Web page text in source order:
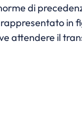
di
in
attendere il